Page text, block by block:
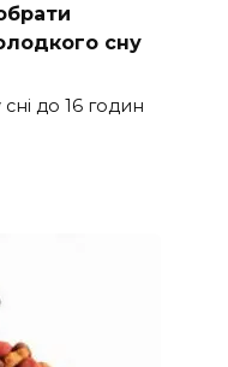
сну
до 16 годин